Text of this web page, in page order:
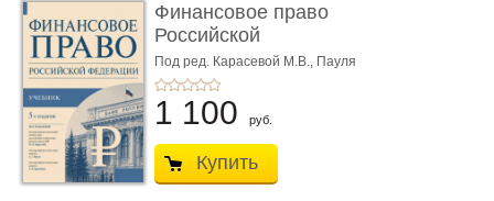
Финансовое право
Российской
Федерации. 5-е изд�
...
Под ред. Карасевой М.В., Пауля
А.Г., Красюкова А.В.
1 100 руб.
Купить